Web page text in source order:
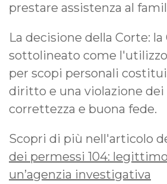
prestare assistenza al
La decisione della Corte: la
sottolineato come
per scopi personali
diritto e una violazione
correttezza e buona fede.
Scopri di più nell'articolo
dei permessi 104:
un’agenzia investigativa